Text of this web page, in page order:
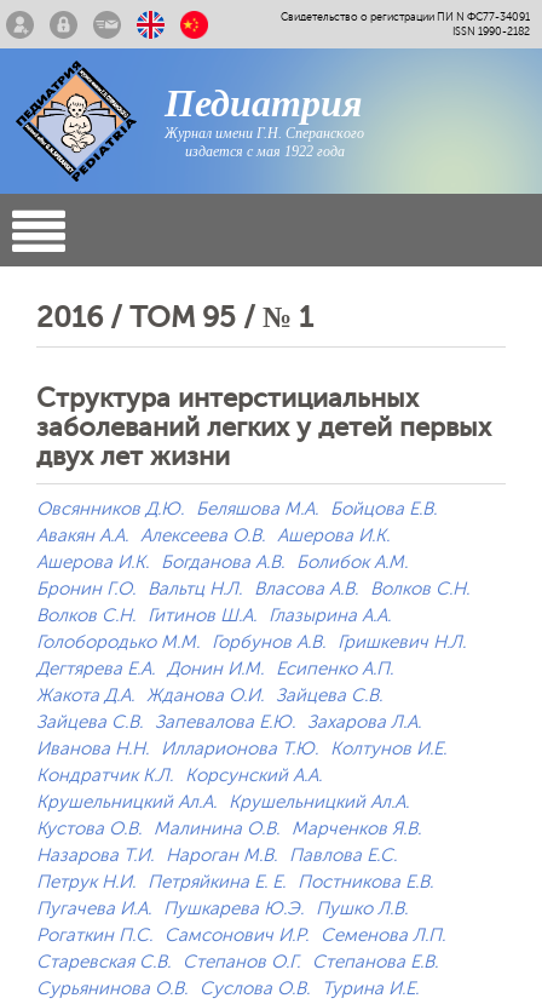
Свидетельство о регистрации ПИ N ФС77-34091
ISSN 1990-2182
Педиатрия
Журнал имени Г.Н. Сперанского
издается с мая 1922 года
2016 / ТОМ 95 / № 1
Структура интерстициальных
заболеваний легких у детей первых
двух лет жизни
Овсянников Д.Ю. Беляшова М.А.
Бойцова Е.В.
Авакян А.А. Алексеева О.В. Ашерова И.К.
Ашерова И.К.
Богданова А.В.
Болибок А.М.
Бронин Г.О.
Вальтц Н.Л. Власова А.В.
Волков С.Н.
Волков С.Н.
Гитинов Ш.А.
Глазырина А.А.
Голобородько М.М.
Горбунов А.В.
Гришкевич Н.Л.
Дегтярева Е.А. Донин И.М.
Есипенко А.П.
Жакота Д.А. Жданова О.И.
Зайцева С.В.
Зайцева С.В.
Запевалова Е.Ю.
Захарова Л.А.
Иванова Н.Н.
Илларионова Т.Ю.
Колтунов И.Е.
Кондратчик К.Л.
Корсунский А.А.
Крушельницкий Ал.А.
Крушельницкий Ал.А.
Кустова О.В.
Малинина О.В.
Марченков Я.В.
Назарова Т.И.
Нароган М.В.
Павлова Е.С.
Петрук Н.И.
Петряйкина Е. Е.
Постникова Е.В.
Пугачева И.А.
Пушкарева Ю.Э.
Пушко Л.В.
Рогаткин П.С.
Самсонович И.Р.
Семенова Л.П.
Старевская С.В.
Степанов О.Г.
Степанова Е.В.
Сурьянинова О.В.
Суслова О.В.
Турина И.Е.